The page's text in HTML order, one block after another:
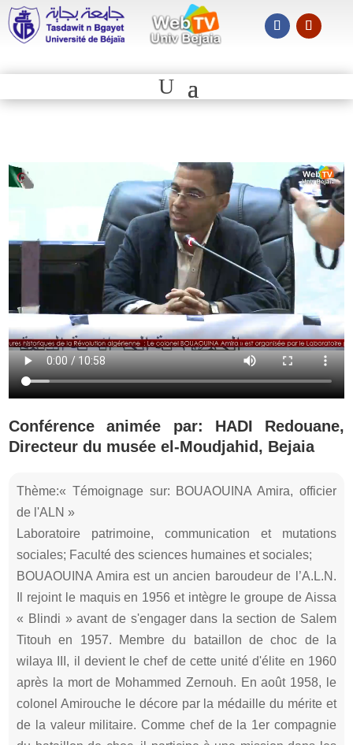
Conférence animée par: HADI Redouane,
Directeur du musée el-Moudjahid, Bejaia
Thème:« Témoignage sur: BOUAOUINA Amira, officier
de l'ALN »
Laboratoire patrimoine, communication et mutations
sociales; Faculté des sciences humaines et sociales;
BOUAOUINA Amira est un ancien baroudeur de l’A.L.N.
Il rejoint le maquis en 1956 et intègre le groupe de Aissa
« Blindi » avant de s'engager dans la section de Salem
Titouh en 1957. Membre du bataillon de choc de la
wilaya III, il devient le chef de cette unité d'élite en 1960
après la mort de Mohammed Zernouh. En août 1958, le
colonel Amirouche le décore par la médaille du mérite et
de la valeur militaire. Comme chef de la 1er compagnie